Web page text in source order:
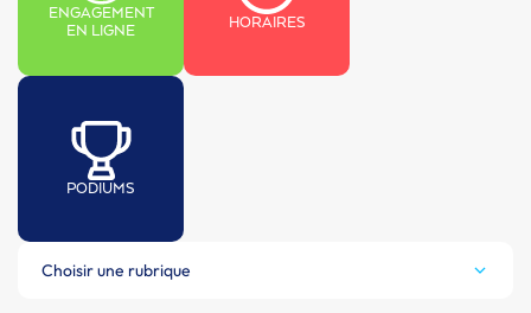
ENGAGEMENT
EN LIGNE
HORAIRES
PODIUMS
Choisir une rubrique